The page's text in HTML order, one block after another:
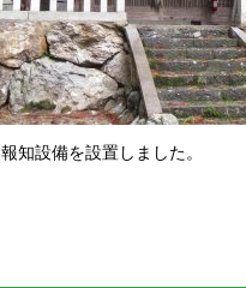
知設備を設置しました。